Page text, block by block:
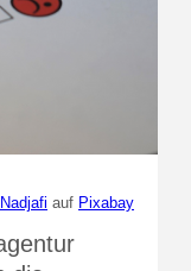
auf Pixabay